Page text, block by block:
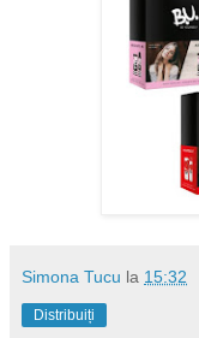
Simona Tucu la 15:32
Distribuiți